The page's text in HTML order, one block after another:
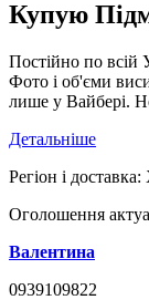
Купую
Постійно по всій
Фото і об'єми
лише у Вайбері.
Детальніше
Регіон і доставка:
Оголошення
Валентина
0939109822